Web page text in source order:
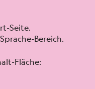
Seite.
Bere­ich.
Fläche: